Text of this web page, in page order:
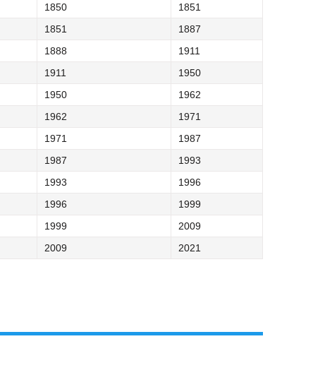
1850
1851
1851
1887
1888
1911
1911
1950
1950
1962
1962
1971
1971
1987
1987
1993
1993
1996
1996
1999
1999
2009
2009 2021